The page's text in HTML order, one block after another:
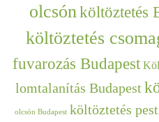
olcsónköltöztetés
költöztetés
fuvarozás Budapest
lomtalanítás Budapest
olcsón Budapest költöztetés